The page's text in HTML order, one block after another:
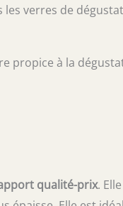
verres de
propice à la
qualité-prix.